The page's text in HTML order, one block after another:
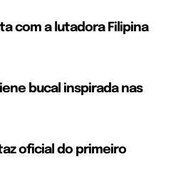
com a lutadora Filipina
bucal inspirada nas
oficial do primeiro